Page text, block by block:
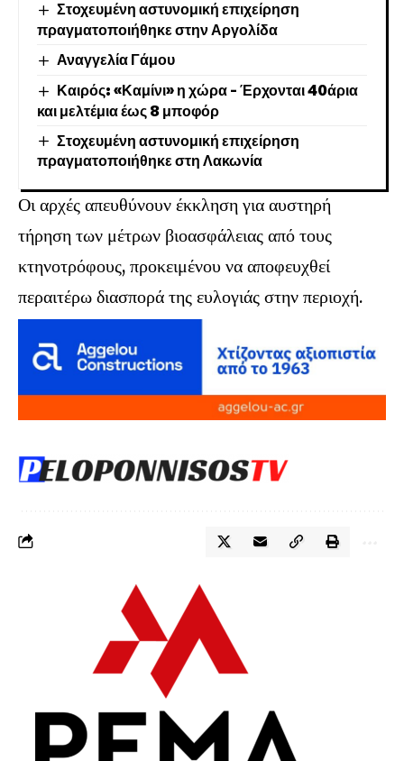
Στοχευμένη αστυνομική επιχείρηση
πραγματοποιήθηκε στην Αργολίδα
Αναγγελία Γάμου
Καιρός: «Καμίνι» η χώρα – Έρχονται 40άρια
και μελτέμια έως 8 μποφόρ
Στοχευμένη αστυνομική επιχείρηση
πραγματοποιήθηκε στη Λακωνία
Οι αρχές απευθύνουν έκκληση για αυστηρή
τήρηση των μέτρων βιοασφάλειας από τους
κτηνοτρόφους, προκειμένου να αποφευχθεί
περαιτέρω διασπορά της ευλογιάς στην περιοχή.